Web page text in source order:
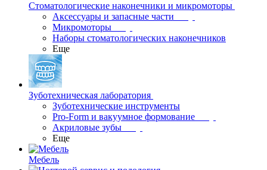
Стоматологические наконечники и микромоторы
Аксессуары и запасные части
Микромоторы
Наборы стоматологических наконечников
Еще
Зуботехническая лаборатория
Зуботехнические инструменты
Pro-Form и вакуумное формование
Акриловые зубы
Еще
Мебель